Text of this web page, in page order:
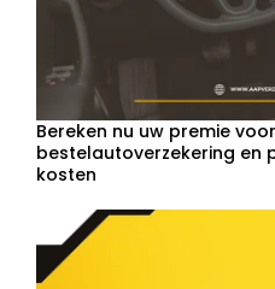
Bereken nu uw premie
bestelautoverzekering en
kosten